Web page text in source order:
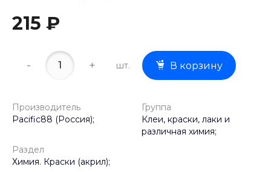
215 ₽
- + шт. В корзину
Производитель
Pacific88 (Россия);
Группа
Клеи, краски, лаки и
различная химия;
Раздел
Химия. Краски (акрил);